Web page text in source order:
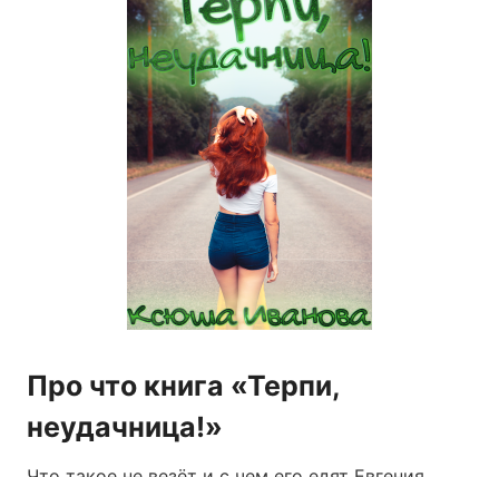
Про что книга «Терпи,
неудачница!»